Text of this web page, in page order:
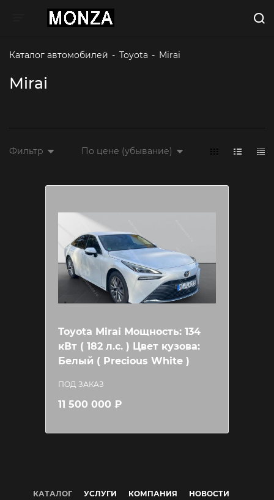
Toggle navigation
Каталог автомобилей - Toyota - Mirai
Mirai
Фильтр По цене (убывание)
Toyota Mirai Мощность: 134
кВт ( 182 л.c. ) Цвет кузова:
Белый ( Precious White )
ПОД ЗАКАЗ
11 500 000 ₽
КАТАЛОГ УСЛУГИ КОМПАНИЯ НОВОСТИ